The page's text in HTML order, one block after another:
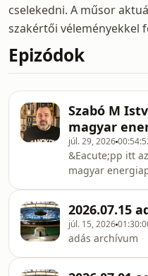
cselekedni. A műsor
szakértői véleményekkel
Epizódok
Szabó M
magyar
júl. 29, 2026
&Eacute;pp itt
magyar
akkor lehet,
is.&nbsp; A
2026.07.15
júl. 15, 2026
adás archívum